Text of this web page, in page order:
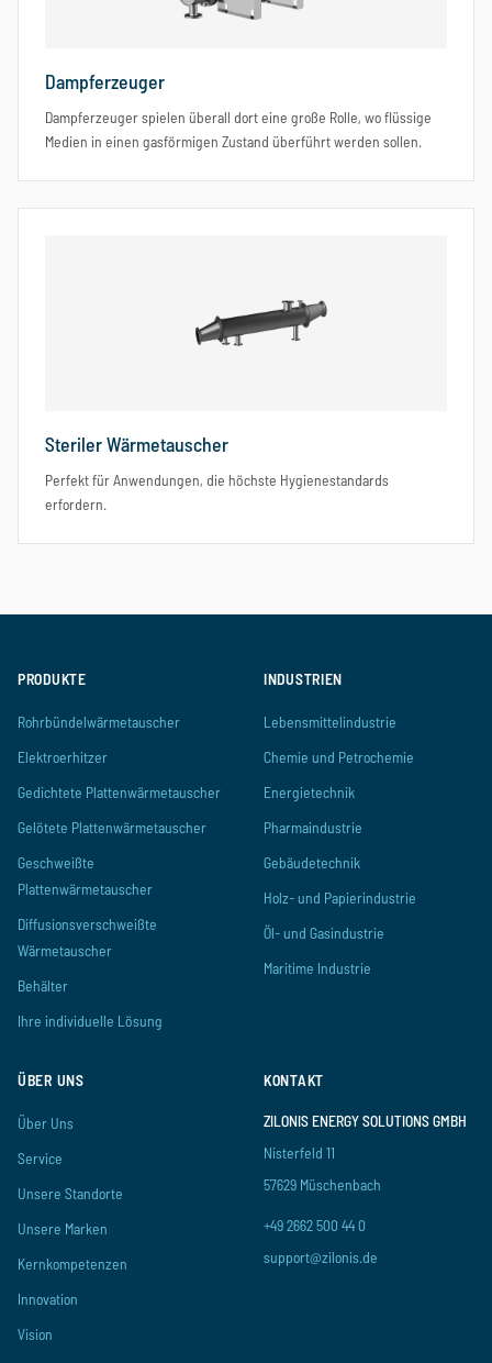
Dampferzeuger
Dampferzeuger spielen überall dort eine große Rolle, wo flüssige
Medien in einen gasförmigen Zustand überführt werden sollen.
Steriler Wärmetauscher
Perfekt für Anwendungen, die höchste Hygienestandards
erfordern.
PRODUKTE
Rohrbündelwärmetauscher
Elektroerhitzer
Gedichtete Plattenwärmetauscher
Gelötete Plattenwärmetauscher
Geschweißte
Plattenwärmetauscher
Diffusionsverschweißte
Wärmetauscher
Behälter
Ihre individuelle Lösung
INDUSTRIEN
Lebensmittelindustrie
Chemie und Petrochemie
Energietechnik
Pharmaindustrie
Gebäudetechnik
Holz- und Papierindustrie
Öl- und Gasindustrie
Maritime Industrie
ÜBER UNS
Über Uns
Service
Unsere Standorte
Unsere Marken
Kernkompetenzen
Innovation
Vision
KONTAKT
ZILONIS ENERGY SOLUTIONS GMBH
Nisterfeld 11
57629 Müschenbach
+49 2662 500 44 0
support@zilonis.de